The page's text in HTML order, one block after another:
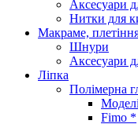
Аксесуари
Нитки для
Макраме,
Шнури
Аксесуари
Ліпка
Полімерна
Fimo *